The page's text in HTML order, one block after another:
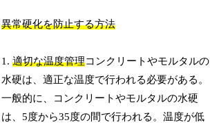
異常硬化を防止する方法
1.適切な温度管理コンクリートやモルタルの
水硬は、適正な温度で行われる必要がある。
一般的に、コンクリートやモルタルの水硬
は、5度から35度の間で行われる。温度が低